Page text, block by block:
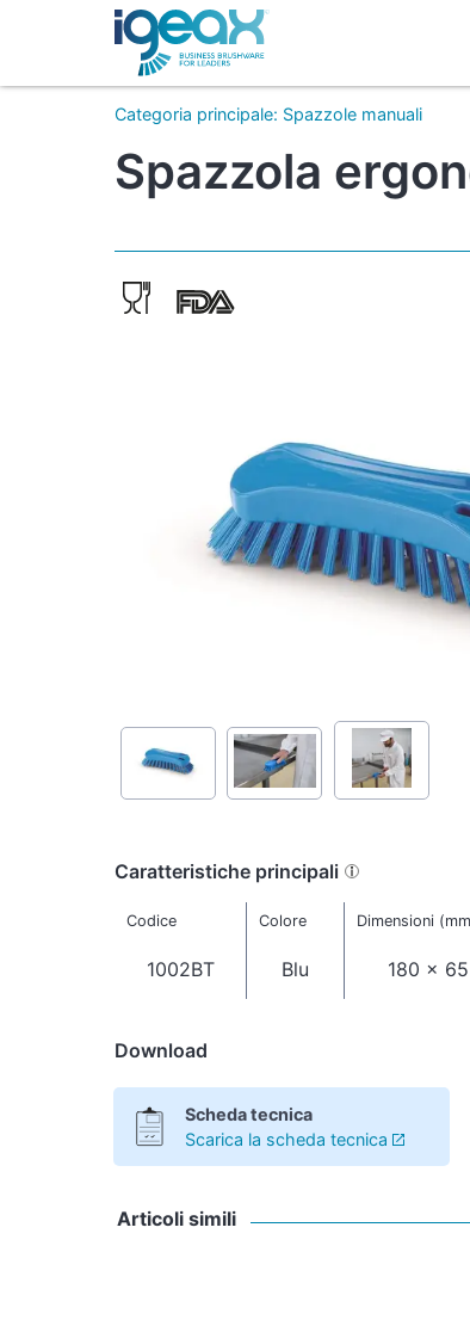
Categoria principale: Spazzole manuali
Spazzola
Caratteristiche principali
Codice Colore Dimensioni
1002BT Blu 180 x
Download
Scheda tecnica
Scarica la scheda tecnica
Articoli simili